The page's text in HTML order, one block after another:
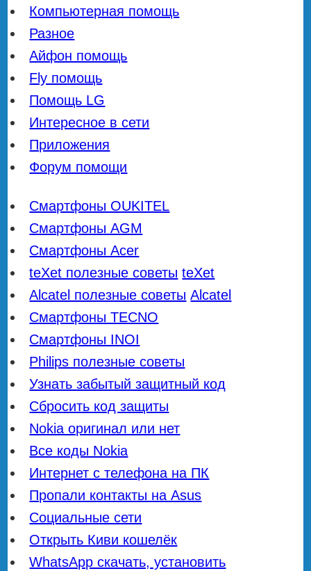
Компьютерная помощь
Разное
Айфон помощь
Fly помощь
Помощь LG
Интересное в сети
Приложения
Форум помощи
Смартфоны OUKITEL
Смартфоны AGM
Смартфоны Acer
teXet полезные советы teXet
Alcatel полезные советы Alcatel
Смартфоны TECNO
Смартфоны INOI
Philips полезные советы
Узнать забытый защитный код
Сбросить код защиты
Nokia оригинал или нет
Все коды Nokia
Интернет с телефона на ПК
Пропали контакты на Asus
Социальные сети
Открыть Киви кошелёк
WhatsApp скачать, установить